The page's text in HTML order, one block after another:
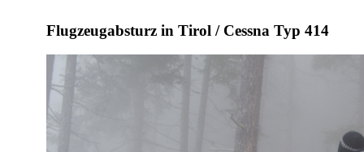
Flugzeugabsturz in Tirol / Cessna Typ 414